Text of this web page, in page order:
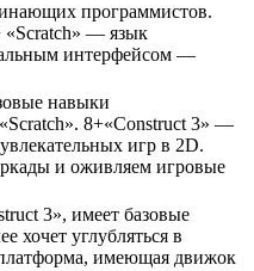
программистов.
«Scratch» — язык
интерфейсом —
навыки
8+«Construct 3» —
игр в 2D.
и оживляем игровые
3», имеет базовые
хочет углубляться в
имеющая движок